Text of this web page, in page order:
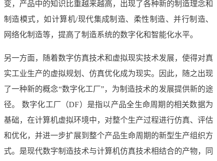
变，产品中的知识比重越来越高，出现了各种新的制造理念和
制造模式，如计算机/现代集成制造、柔性制造、并行制造、
网络化制造等，提高了制造系统的数字化和智能化水平。
另一方面，随着数字仿真技术和虚拟现实技术发展，使得对真
实工业生产的虚拟规划、仿真优化成为现实。因此，随之出现
了一种新的概念“数字化工厂”，为制造技术的发展提供新的途
径。 数字化工厂（DF）是指以产品全生命周期的相关数据为
基础，在计算机虚拟环境中，对整个生产过程进行仿真、评估
和优化，并进一步扩展到整个产品生命周期的新型生产组织方
式。是现代数字制造技术与计算机仿真技术相结合的产物，同